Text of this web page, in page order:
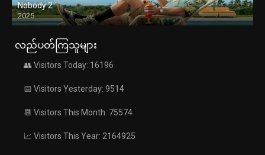
Nobody 2
2025
လည်ပတ်ကြသူများ
👥 Visitors Today: 16196
📅 Visitors Yesterday: 9514
📆 Visitors This Month: 75574
📈 Visitors This Year: 2164925